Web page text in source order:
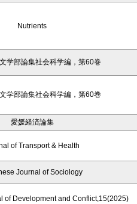
Nutrients
学部論集社会科学編，第60巻
学部論集社会科学編，第60巻
愛媛経済論集
of Transport & Health
Journal of Sociology
of Development and Conflict,15(2025)